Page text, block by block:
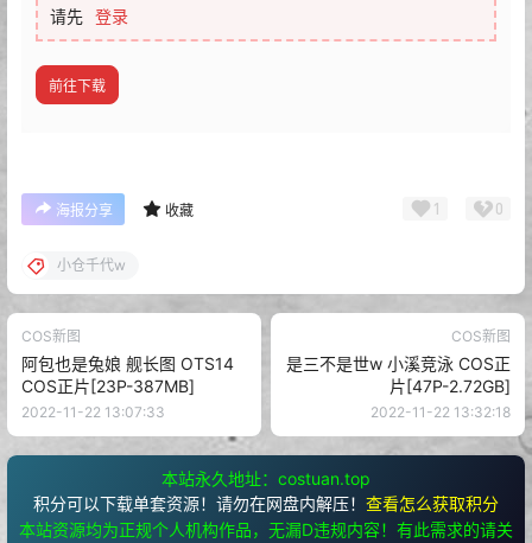
请先 登录
前往下载
海报分享 收藏 1 0
小仓千代w
COS新图
阿包也是兔娘 舰长图 OTS14
COS正片[23P-387MB]
2022-11-22 13:07:33
COS新图
是三不是世w 小溪竞泳 COS正
片[47P-2.72GB]
2022-11-22 13:32:18
本站永久地址：costuan.top
积分可以下载单套资源！请勿在网盘内解压！ 查看怎么获取积分
本站资源均为正规个人机构作品，无漏D违规内容！有此需求的请关